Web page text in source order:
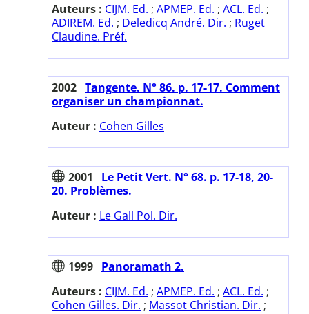
Auteurs : CIJM. Ed. ; APMEP. Ed. ; ACL. Ed. ;
ADIREM. Ed. ; Deledicq André. Dir. ; Ruget
Claudine. Préf.
2002 Tangente. N° 86. p. 17-17. Comment
organiser un championnat.
Auteur : Cohen Gilles
2001
Le Petit Vert. N° 68. p. 17-18, 20-
20. Problèmes.
Auteur : Le Gall Pol. Dir.
1999 Panoramath 2.
Auteurs : CIJM. Ed. ; APMEP. Ed. ; ACL. Ed. ;
Cohen Gilles. Dir. ; Massot Christian. Dir. ;